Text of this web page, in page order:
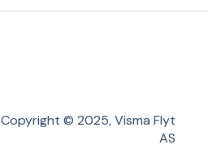
Copyright © 2025, Visma Flyt
AS